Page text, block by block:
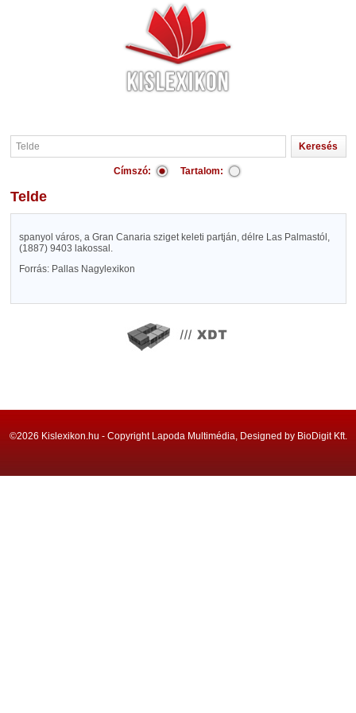
Címszó: Tartalom:
Telde
spanyol város, a Gran Canaria sziget keleti partján, délre Las Palmastól,
(1887) 9403 lakossal.
Forrás: Pallas Nagylexikon
©2026 Kislexikon.hu - Copyright Lapoda Multimédia, Designed by BioDigit Kft.